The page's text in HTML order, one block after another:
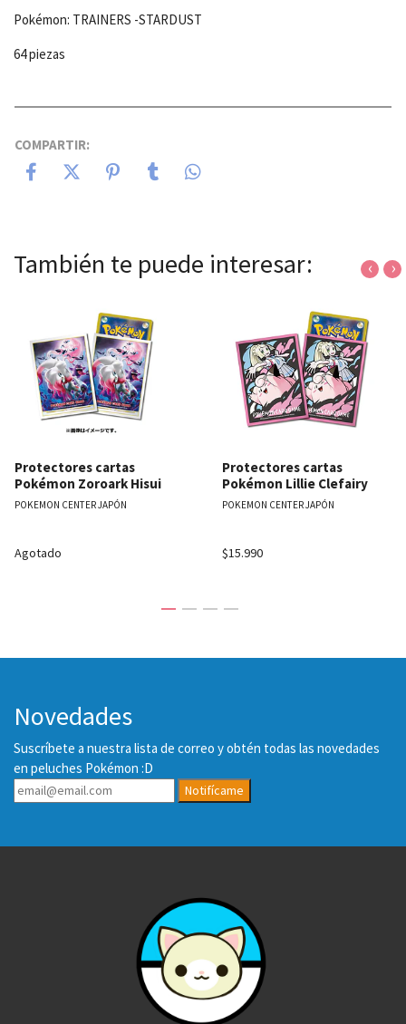
Pokémon: TRAINERS -STARDUST
64 piezas
COMPARTIR:
También te puede interesar:
Protectores cartas
Pokémon Zoroark Hisui
POKEMON CENTER JAPÓN
Agotado
Protectores cartas
Pokémon Lillie Clefairy
POKEMON CENTER JAPÓN
$15.990
‹ ›
Novedades
Suscríbete a nuestra lista de correo y obtén todas las novedades
en peluches Pokémon :D
Notifícame